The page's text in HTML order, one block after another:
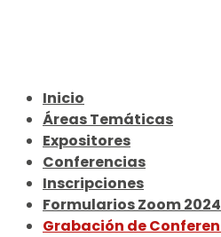
Inicio
Áreas Temáticas
Expositores
Conferencias
Inscripciones
Formularios Zoom 2024
Grabación de